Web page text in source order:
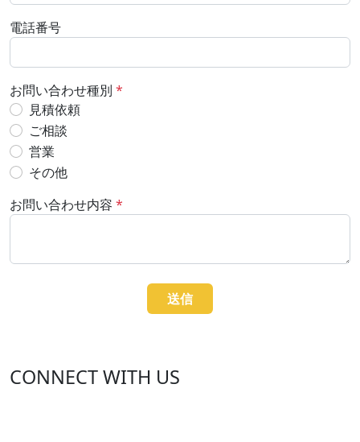
電話番号
お問い合わせ種別 *
見積依頼
ご相談
営業
その他
お問い合わせ内容 *
送信
CONNECT WITH US